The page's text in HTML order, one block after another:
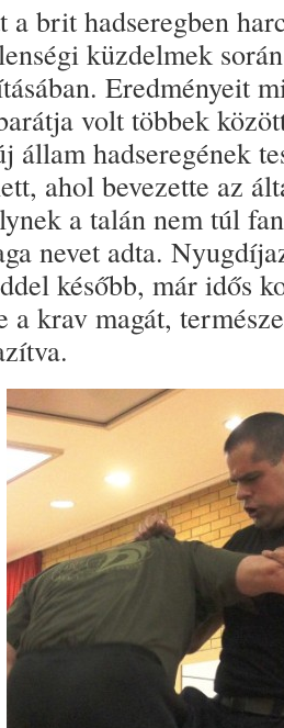
a brit hadseregben
küzdelmek
Eredményeit
volt többek
állam hadseregének
ahol bevezette az
a talán nem túl
nevet adta.
később, már idős
a krav magát,